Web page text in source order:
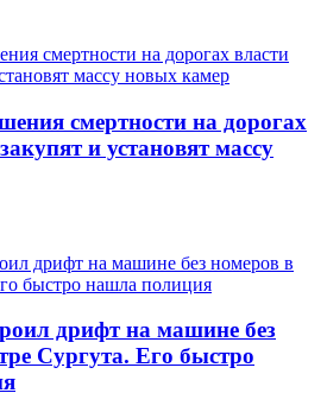
смертности на дорогах
и установят массу
дрифт на машине без
Сургута. Его быстро